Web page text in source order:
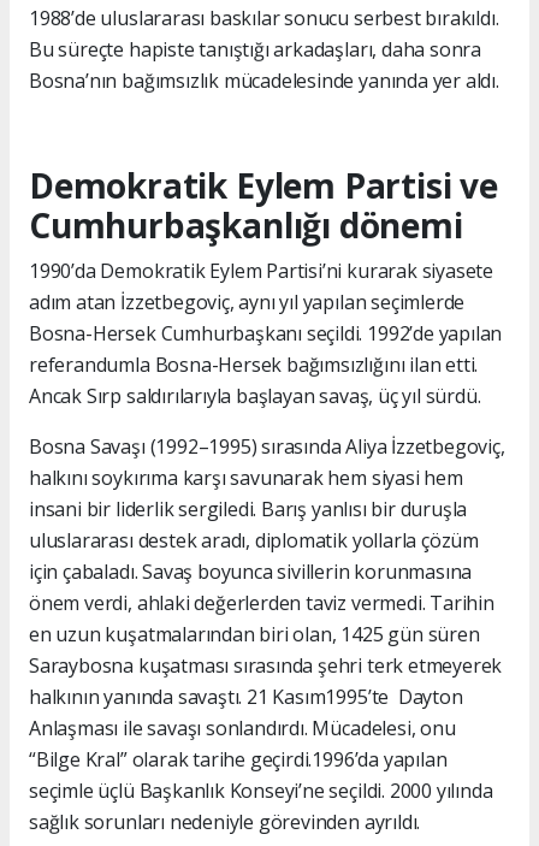
1988’de uluslararası baskılar sonucu serbest bırakıldı.
Bu süreçte hapiste tanıştığı arkadaşları, daha sonra
Bosna’nın bağımsızlık mücadelesinde yanında yer aldı.
Demokratik Eylem Partisi ve
Cumhurbaşkanlığı dönemi
1990’da Demokratik Eylem Partisi’ni kurarak siyasete
adım atan İzzetbegoviç, aynı yıl yapılan seçimlerde
Bosna-Hersek Cumhurbaşkanı seçildi. 1992’de yapılan
referandumla Bosna-Hersek bağımsızlığını ilan etti.
Ancak Sırp saldırılarıyla başlayan savaş, üç yıl sürdü.
Bosna Savaşı (1992–1995) sırasında Aliya İzzetbegoviç,
halkını soykırıma karşı savunarak hem siyasi hem
insani bir liderlik sergiledi. Barış yanlısı bir duruşla
uluslararası destek aradı, diplomatik yollarla çözüm
için çabaladı. Savaş boyunca sivillerin korunmasına
önem verdi, ahlaki değerlerden taviz vermedi. Tarihin
en uzun kuşatmalarından biri olan, 1425 gün süren
Saraybosna kuşatması sırasında şehri terk etmeyerek
halkının yanında savaştı. 21 Kasım1995’te Dayton
Anlaşması ile savaşı sonlandırdı. Mücadelesi, onu
“Bilge Kral” olarak tarihe geçirdi.1996’da yapılan
seçimle üçlü Başkanlık Konseyi’ne seçildi. 2000 yılında
sağlık sorunları nedeniyle görevinden ayrıldı.